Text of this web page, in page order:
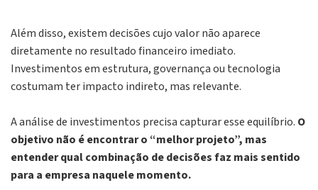
Além disso, existem decisões cujo valor não aparece
diretamente no resultado financeiro imediato.
Investimentos em estrutura, governança ou tecnologia
costumam ter impacto indireto, mas relevante.
A análise de investimentos precisa capturar esse equilíbrio. O
objetivo não é encontrar o “melhor projeto”, mas
entender qual combinação de decisões faz mais sentido
para a empresa naquele momento.